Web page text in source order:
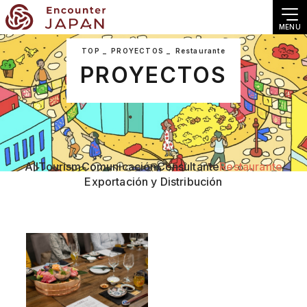
MENU
TOP PROYECTOS Restaurante
PROYECTOS
AllTourismComunicaciónConsultanteRestaurante
Exportación y Distribución
Restaurante